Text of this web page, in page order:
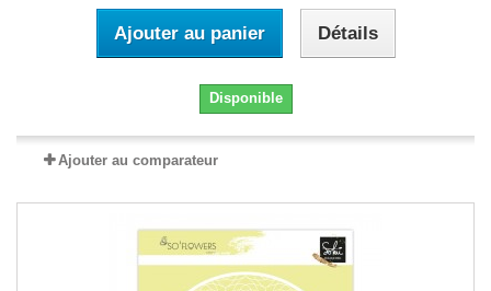
Ajouter au panier Détails
Disponible
Ajouter au comparateur